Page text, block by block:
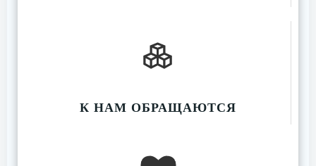
К НАМ ОБРАЩАЮТСЯ